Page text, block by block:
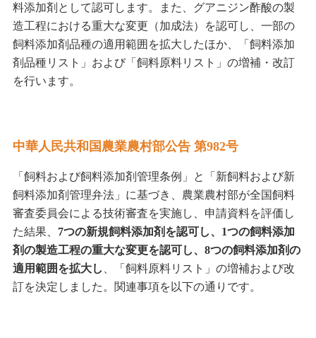
料添加剤として認可します。また、グアニジン酢酸の製
造工程における重大な変更（加成法）を認可し、一部の
飼料添加剤品種の適用範囲を拡大したほか、「飼料添加
剤品種リスト」および「飼料原料リスト」の増補・改訂
を行います。
中華人民共和国農業農村部公告 第982号
「飼料および飼料添加剤管理条例」と「新飼料および新
飼料添加剤管理弁法」に基づき、農業農村部が全国飼料
審査委員会による技術審査を実施し、申請資料を評価し
た結果、 7つの新規飼料添加剤を認可し、1つの飼料添加
剤の製造工程の重大な変更を認可し、8つの飼料添加剤の
適用範囲を拡大し
、「飼料原料リスト」の増補および改
訂を決定しました。関連事項を以下の通りです。